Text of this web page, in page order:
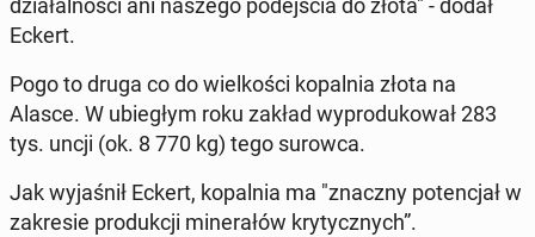
dzia­łal­no­ści ani naszego po­dej­ścia do złota" - dodał
Eckert.
Pogo to druga co do wiel­ko­ści ko­pal­nia złota na
Alasce. W ubie­głym roku zakład wy­pro­du­ko­wał 283
tys. uncji (ok. 8 770 kg) tego surowca.
Jak wy­ja­śnił Eckert, ko­pal­nia ma "znaczny po­ten­cjał w
za­kre­sie pro­duk­cji mi­ne­ra­łów kry­tycz­nych”.